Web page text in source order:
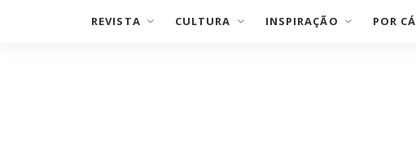
REVISTA CULTURA INSPIRAÇÃO POR CÁ